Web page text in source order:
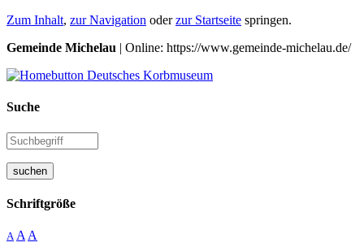
Zum Inhalt, zur Navigation oderzur Startseite springen.
Gemeinde Michelau | Online: https://www.gemeinde-michelau.de/
Suche
suchen
Schriftgröße
A A A